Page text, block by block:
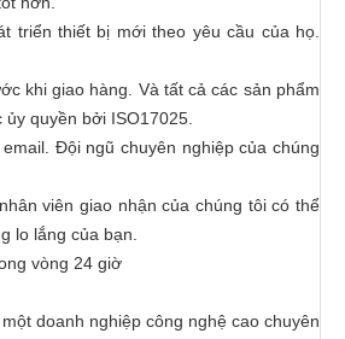
triển thiết bị mới theo yêu cầu của họ.
khi giao hàng. Và tất cả các sản phẩm
quyền bởi ISO17025.
Đội ngũ chuyên nghiệp của chúng
viên giao nhận của chúng tôi có thể
lo lắng của bạn.
vòng 24 giờ
doanh nghiệp công nghệ cao chuyên